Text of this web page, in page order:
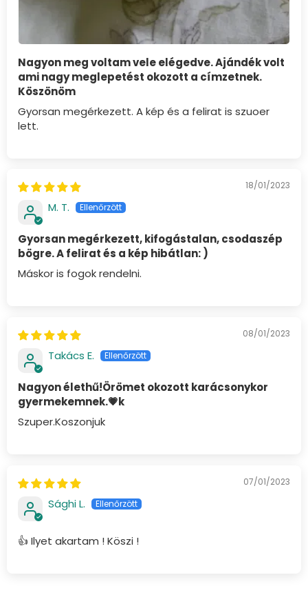
Nagyon meg voltam vele elégedve. Ajándék volt
ami nagy meglepetést okozott a címzetnek.
Köszönöm
Gyorsan megérkezett. A kép és a felirat is szuoer
lett.
18/01/2023
M. T.
Gyorsan megérkezett, kifogástalan, csodaszép
bögre. A felirat és a kép hibátlan: )
Máskor is fogok rendelni.
08/01/2023
Takács E.
Nagyon élethű!Örömet okozott karácsonykor
gyermekemnek.💗k
Szuper.Koszonjuk
07/01/2023
Sághi L.
👍 Ilyet akartam ! Köszi !